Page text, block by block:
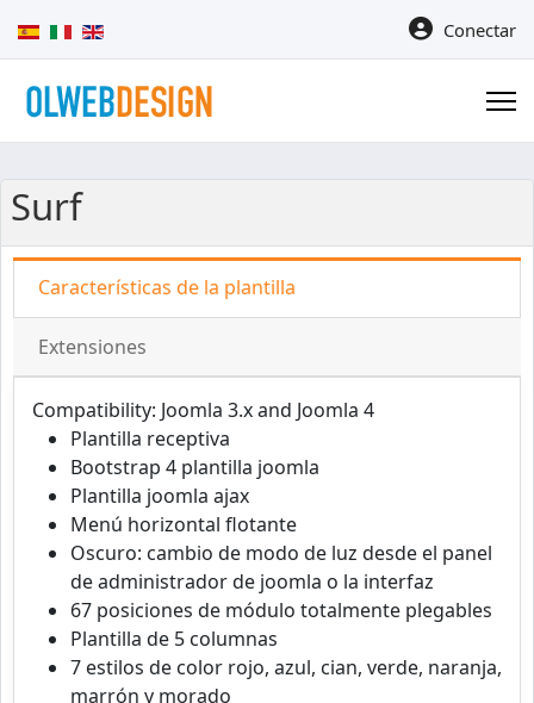
Seleccione su idioma Conectar
Surf
Características de la plantilla
Extensiones
Compatibility: Joomla 3.x and Joomla 4
Plantilla receptiva
Bootstrap 4 plantilla joomla
Plantilla joomla ajax
Menú horizontal flotante
Oscuro: cambio de modo de luz desde el panel
de administrador de joomla o la interfaz
67 posiciones de módulo totalmente plegables
Plantilla de 5 columnas
7 estilos de color rojo, azul, cian, verde, naranja,
marrón y morado